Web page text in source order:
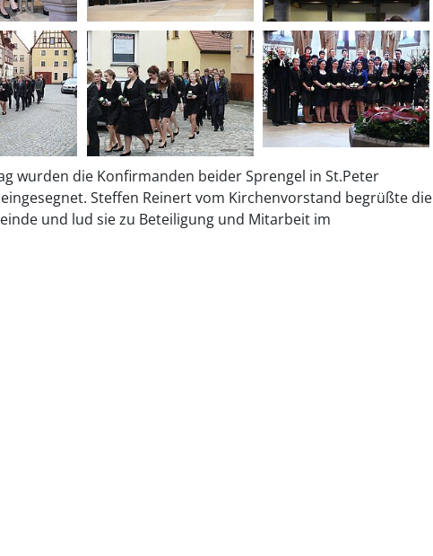
wurden die Konfirmanden beider Sprengel in St.Peter
Steffen Reinert vom Kirchenvorstand begrüßte die
und lud sie zu Beteiligung und Mitarbeit im